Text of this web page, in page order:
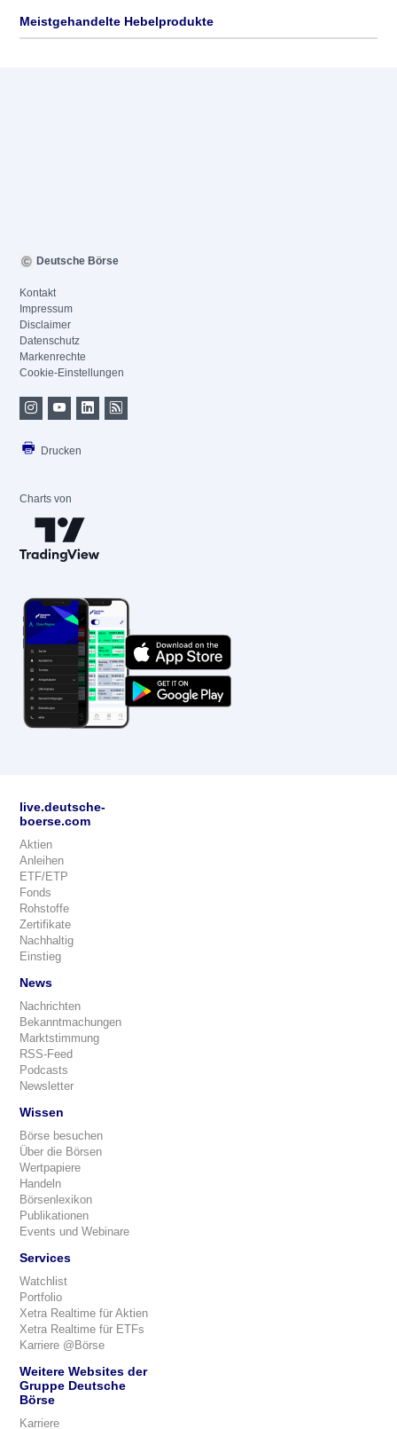
Meistgehandelte Hebelprodukte
Deutsche Börse
Kontakt
Impressum
Disclaimer
Datenschutz
Markenrechte
Cookie-Einstellungen
Drucken
Charts von
live.deutsche-
boerse.com
Aktien
Anleihen
ETF/ETP
Fonds
Rohstoffe
Zertifikate
Nachhaltig
Einstieg
News
Nachrichten
Bekanntmachungen
Marktstimmung
RSS-Feed
Podcasts
Newsletter
Wissen
Börse besuchen
Über die Börsen
Wertpapiere
Handeln
Börsenlexikon
Publikationen
Events und Webinare
Services
Watchlist
Portfolio
Xetra Realtime für Aktien
Xetra Realtime für ETFs
Karriere @Börse
Weitere Websites der
Gruppe Deutsche
Börse
Karriere